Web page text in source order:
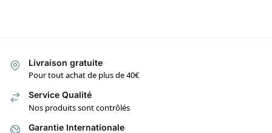
Livraison gratuite
Pour tout achat de plus de 40€
Service Qualité
Nos produits sont contrôlés
Garantie Internationale